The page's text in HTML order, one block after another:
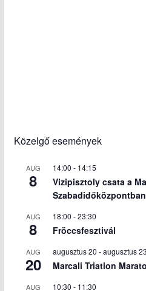
Közelgő események
AUG
8
14:00 - 14:15
Vizipisztoly csata a
Szabadidőközpontban
AUG
8
18:00 -23:30
Fröccsfesztivál
AUG
20
augusztus 20 -augusztus 23
Marcali Triatlon
AUG 10:30 - 11:30